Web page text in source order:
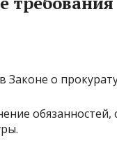
о
обязанностей,